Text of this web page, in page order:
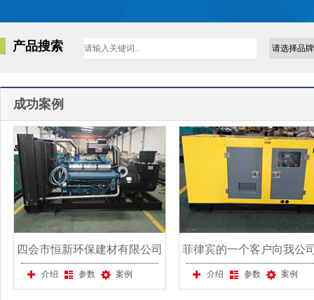
产品搜索
成功案例
四会市恒新环保建材有限公司
向我公司购买一台350KW上海
东风发电机组
介绍 参数 案例
菲律宾的一个客户向我公
买一台50KW康明斯静音
机组
介绍 参数 案例